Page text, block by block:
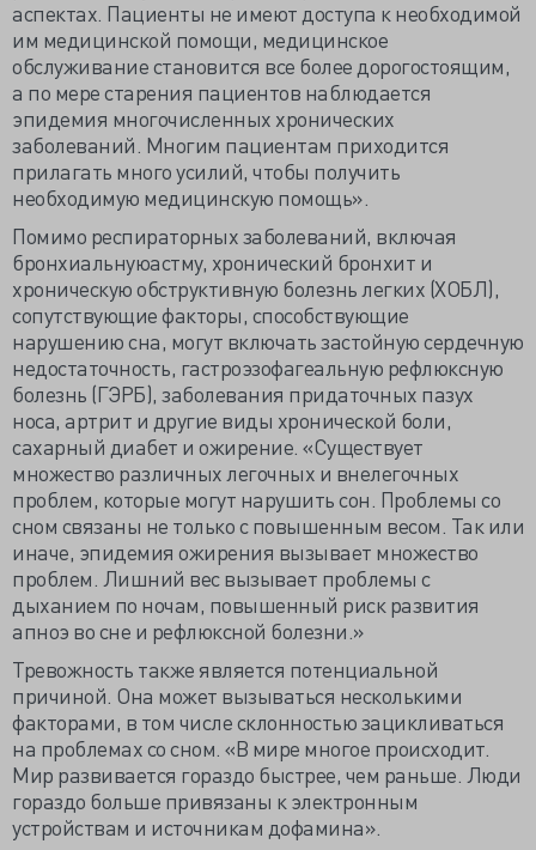
аспектах. Пациенты не имеют доступа к необходимой
им медицинской помощи, медицинское
обслуживание становится все более дорогостоящим,
а по мере старения пациентов наблюдается
эпидемия многочисленных хронических
заболеваний. Многим пациентам приходится
прилагать много усилий, чтобы получить
необходимую медицинскую помощь».
Помимо респираторных заболеваний, включая
бронхиальнуюастму, хронический бронхит и
хроническую обструктивную болезнь легких (ХОБЛ),
сопутствующие факторы, способствующие
нарушению сна, могут включать застойную сердечную
недостаточность, гастроэзофагеальную рефлюксную
болезнь (ГЭРБ), заболевания придаточных пазух
носа, артрит и другие виды хронической боли,
сахарный диабет и ожирение. «Существует
множество различных легочных и внелегочных
проблем, которые могут нарушить сон. Проблемы со
сном связаны не только с повышенным весом. Так или
иначе, эпидемия ожирения вызывает множество
проблем. Лишний вес вызывает проблемы с
дыханием по ночам, повышенный риск развития
апноэ во сне и рефлюксной болезни.»
Тревожность также является потенциальной
причиной. Она может вызываться несколькими
факторами, в том числе склонностью зацикливаться
на проблемах со сном. «В мире многое происходит.
Мир развивается гораздо быстрее, чем раньше. Люди
гораздо больше привязаны к электронным
устройствам и источникам дофамина».